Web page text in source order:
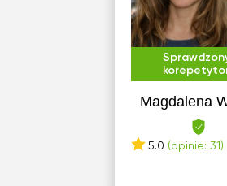
Magdalena
5.0 (opinie: 31)